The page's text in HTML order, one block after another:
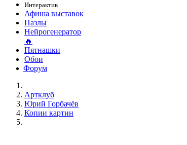
Интерактив
Афиша выставок
Пазлы
Нейрогенератор
🔥
Пятнашки
Обои
Форум
Артклуб
Юрий Горбачёв
Копии картин